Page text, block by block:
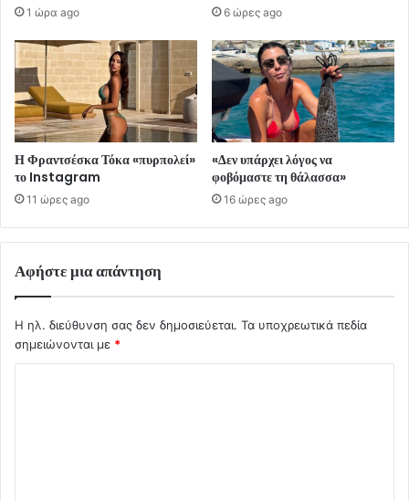
1 ώρα ago 6 ώρες ago
Η Φραντσέσκα Τόκα «πυρπολεί»
το Instagram
11 ώρες ago
«Δεν υπάρχει λόγος να
φοβόμαστε τη θάλασσα»
16 ώρες ago
Αφήστε μια απάντηση
Η ηλ. διεύθυνση σας δεν δημοσιεύεται. Τα υποχρεωτικά πεδία
σημειώνονται με *